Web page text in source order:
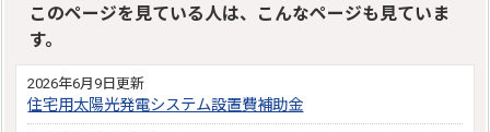
このページを見ている人は、こんなページも見ていま
す。
2026年6月9日更新
住宅用太陽光発電システム設置費補助金